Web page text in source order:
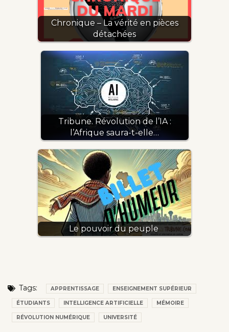
Chronique – La vérité en pièces
détachées
Tribune. Révolution de l’IA :
l’Afrique saura-t-elle…
Le pouvoir du peuple
Tags: APPRENTISSAGE ENSEIGNEMENT SUPÉRIEUR
ÉTUDIANTS INTELLIGENCE ARTIFICIELLE MÉMOIRE
RÉVOLUTION NUMÉRIQUE UNIVERSITÉ